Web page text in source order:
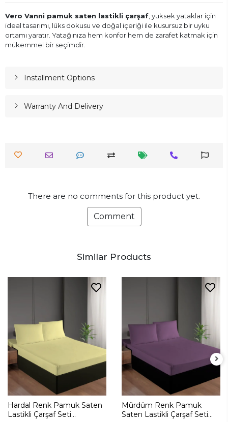
Vero Vanni pamuk saten lastikli çarşaf , yüksek yataklar için
ideal tasarımı, lüks dokusu ve doğal içeriği ile kusursuz bir uyku
ortamı yaratır. Yatağınıza hem konfor hem de zarafet katmak için
mükemmel bir seçimdir.
Installment Options
Warranty And Delivery
There are no comments for this product yet.
Comment
Similar Products
Hardal Renk Pamuk Saten
Lastikli Çarşaf Seti
Mürdüm Renk Pamuk
Saten Lastikli Çarşaf Seti